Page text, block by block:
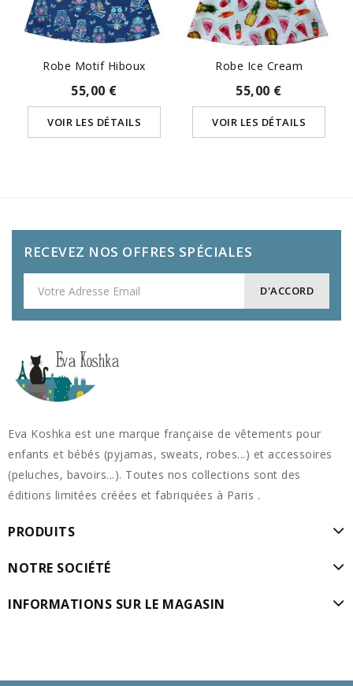
Robe Motif Hiboux
55,00 €
VOIR LES DÉTAILS
Robe Ice Cream
55,00 €
VOIR LES DÉTAILS
RECEVEZ NOS OFFRES SPÉCIALES
Eva Koshka est une marque française de vêtements pour
enfants et bébés (pyjamas, sweats, robes...) et accessoires
(peluches, bavoirs...). Toutes nos collections sont des
éditions limitées créées et fabriquées à Paris .
PRODUITS
NOTRE SOCIÉTÉ
INFORMATIONS SUR LE MAGASIN